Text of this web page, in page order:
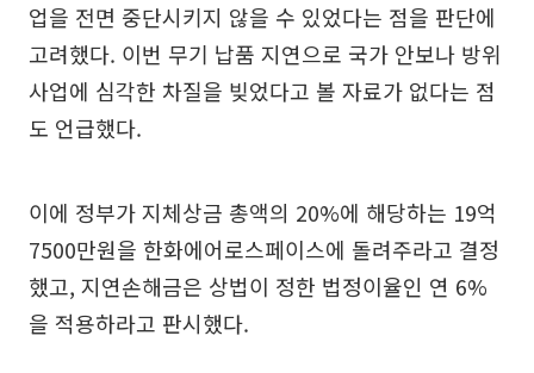
업을 전면 중단시키지 않을 수 있었다는 점을 판단에
고려했다. 이번 무기 납품 지연으로 국가 안보나 방위
사업에 심각한 차질을 빚었다고 볼 자료가 없다는 점
도 언급했다.
이에 정부가 지체상금 총액의 20%에 해당하는 19억
7500만원을 한화에어로스페이스에 돌려주라고 결정
했고, 지연손해금은 상법이 정한 법정이율인 연 6%
을 적용하라고 판시했다.